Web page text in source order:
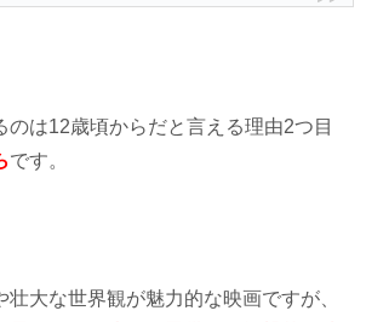
のは12歳頃からだと言える理由2つ目
です。
大な世界観が魅力的な映画ですが、